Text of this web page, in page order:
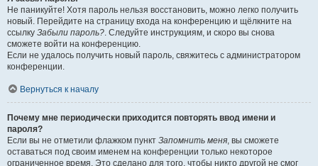
Не паникуйте! Хотя пароль нельзя восстановить, можно легко получить
новый. Перейдите на страницу входа на конференцию и щёлкните на
ссылку Забыли пароль?. Следуйте инструкциям, и скоро вы снова
сможете войти на конференцию.
Если не удалось получить новый пароль, свяжитесь с администратором
конференции.
Вернуться к началу
Почему мне периодически приходится повторять ввод имени и
пароля?
Если вы не отметили флажком пункт Запомнить меня, вы сможете
оставаться под своим именем на конференции только некоторое
ограниченное время. Это сделано для того, чтобы никто другой не смог